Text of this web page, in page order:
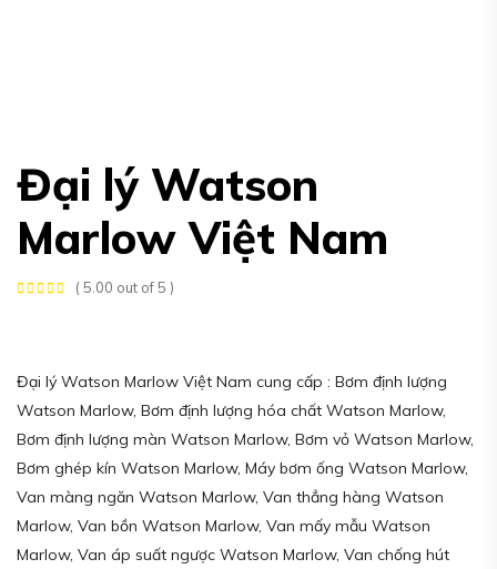
Đại lý Watson
Marlow Việt Nam
( 5.00 out of 5 )
Đại lý Watson Marlow Việt Nam cung cấp : Bơm định lượng
Watson Marlow, Bơm định lượng hóa chất Watson Marlow,
Bơm định lượng màn Watson Marlow, Bơm vỏ Watson Marlow,
Bơm ghép kín Watson Marlow, Máy bơm ống Watson Marlow,
Van màng ngăn Watson Marlow, Van thẳng hàng Watson
Marlow, Van bồn Watson Marlow, Van mấy mẫu Watson
Marlow, Van áp suất ngược Watson Marlow, Van chống hút